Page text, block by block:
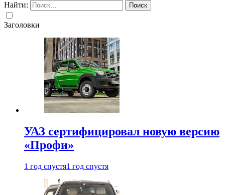
Найти:
Заголовки
УАЗ сертифицировал новую версию
«Профи»
1 год спустя1 год спустя